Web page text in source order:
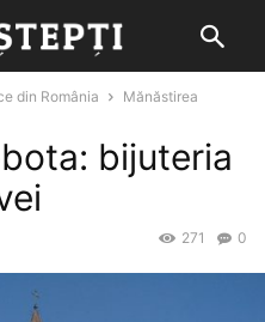
din România
Mănăstirea
bijuteria
0
271